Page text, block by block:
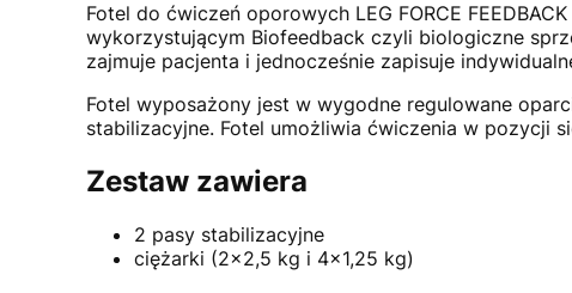
Fotel do ćwiczeń oporowych LEG FORCE
wykorzystującym Biofeedback czyli biologiczne
zajmuje pacjenta i jednocześnie zapisuje
Fotel wyposażony jest w wygodne regulowane
stabilizacyjne. Fotel umożliwia ćwiczenia w pozycji
Zestaw zawiera
2 pasy stabilizacyjne
ciężarki (2x2,5 kg i 4x1,25 kg)